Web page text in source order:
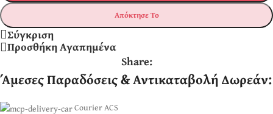
Απόκτησε Το
Σύγκριση
Προσθήκη Αγαπημένα
Share:
Άμεσες Παραδόσεις & Αντικαταβολή Δωρεάν:
Courier ACS